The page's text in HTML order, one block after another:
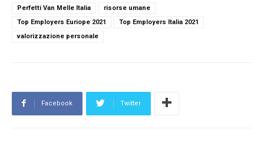
Perfetti Van Melle Italia
risorse umane
Top Employers Euriope 2021
Top Employers Italia 2021
valorizzazione personale
Facebook Twitter